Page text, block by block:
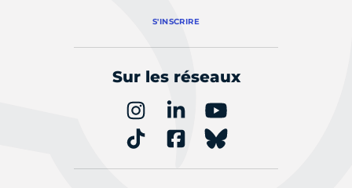
S'INSCRIRE
Sur les réseaux